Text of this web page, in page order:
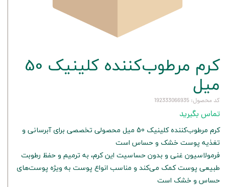
کرم مرطوب‌کننده کلینیک 50
میل
کد محصول: 192333066935
تماس بگیرید
کرم مرطوب‌کننده کلینیک 50 میل محصولی تخصصی برای آبرسانی و
تغذیه پوست خشک و حساس است
فرمولاسیون غنی و بدون حساسیت این کرم، به ترمیم و حفظ رطوبت
طبیعی پوست کمک می‌کند و مناسب انواع پوست به ویژه پوست‌های
حساس و خشک است